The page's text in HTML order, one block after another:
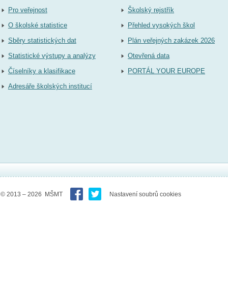
Pro veřejnost
O školské statistice
Sběry statistických dat
Statistické výstupy a analýzy
Číselníky a klasifikace
Adresáře školských institucí
Školský rejstřík
Přehled vysokých škol
Plán veřejných zakázek 2026
Otevřená data
PORTÁL YOUR EUROPE
© 2013 – 2026 MŠMT Nastavení soubrů cookies